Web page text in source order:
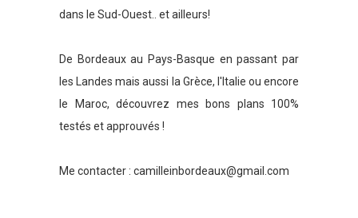
dans le Sud-Ouest.. et ailleurs!
De Bordeaux au Pays-Basque en passant par
les Landes mais aussi la Grèce, l'Italie ou encore
le Maroc, découvrez mes bons plans 100%
testés et approuvés !
Me contacter : camilleinbordeaux@gmail.com